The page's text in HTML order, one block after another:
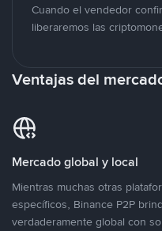
Cuando el vendedor
liberaremos las
Ventajas del
Mercado global y local
Mientras muchas otras
específicos, Binance P2P
verdaderamente global con